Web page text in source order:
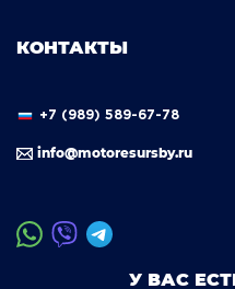
КОНТАКТЫ
+7 (989) 589-67-78
info@motoresursby.ru
У ВАС